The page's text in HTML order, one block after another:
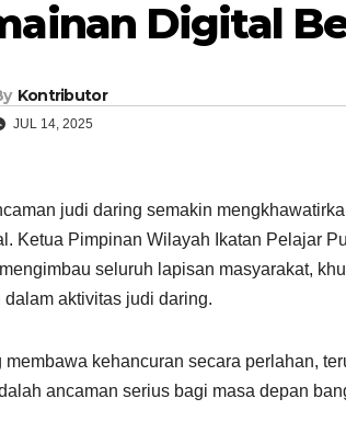
Digital
Kontributor
JUL 14, 2025
judi daring semakin
Ketua Pimpinan Wilayah Ikatan Pelajar
seluruh lapisan masyarakat,
dalam aktivitas judi daring.
membawa kehancuran secara perlahan,
ancaman serius bagi masa depan